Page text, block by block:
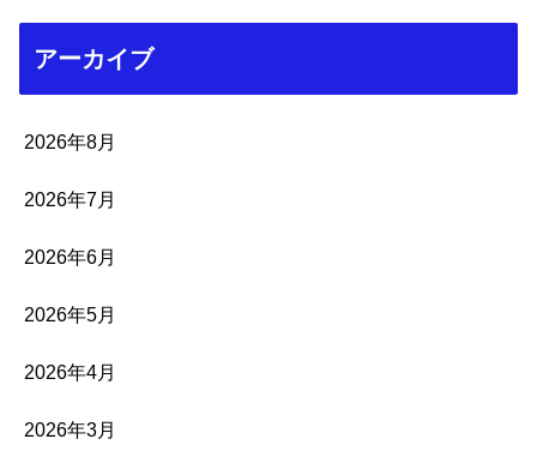
アーカイブ
2026年8月
2026年7月
2026年6月
2026年5月
2026年4月
2026年3月